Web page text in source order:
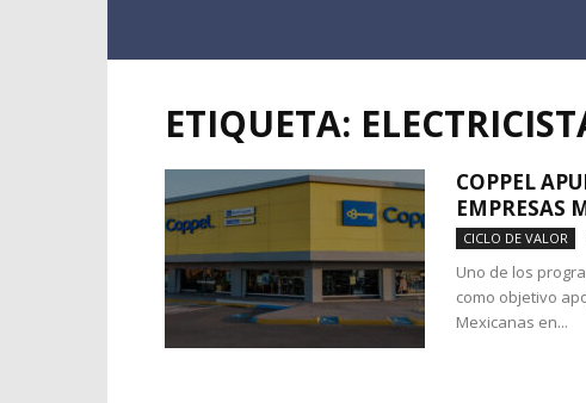
ETIQUETA:
COPPEL
EMPRESAS
CICLO DE VALOR
Uno de los
como objetivo
Mexicanas en...